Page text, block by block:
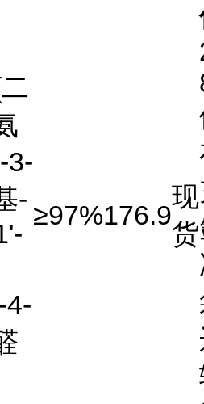
3-
-
4-
≥97%176.9
现
货